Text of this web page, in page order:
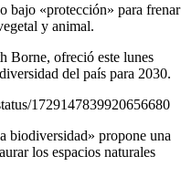
bajo «protección» para frenar
y animal.
Borne, ofreció este lunes
del país para 2030.
1729147839920656680
biodiversidad» propone una
los espacios naturales